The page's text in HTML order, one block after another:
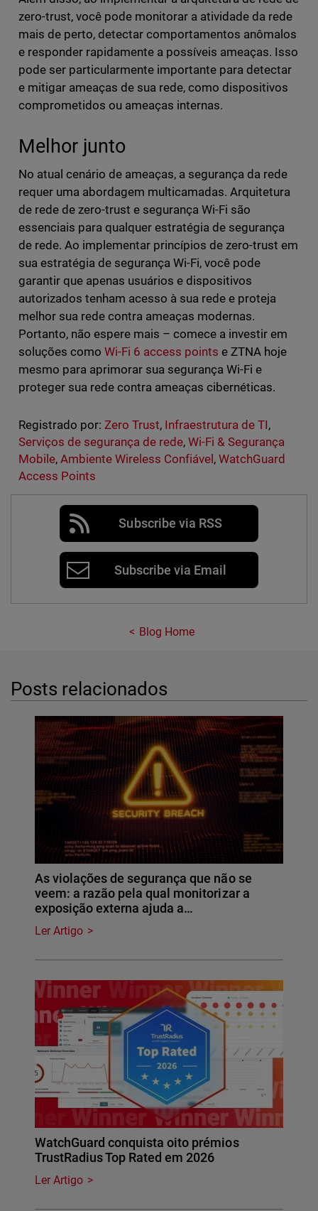
zero-trust, você pode monitorar a atividade da rede
mais de perto, detectar comportamentos anômalos
e responder rapidamente a possíveis ameaças. Isso
pode ser particularmente importante para detectar
e mitigar ameaças de sua rede, como dispositivos
comprometidos ou ameaças internas.
Melhor junto
No atual cenário de ameaças, a segurança da rede
requer uma abordagem multicamadas. Arquitetura
de rede de zero-trust e segurança Wi-Fi são
essenciais para qualquer estratégia de segurança
de rede. Ao implementar princípios de zero-trust em
sua estratégia de segurança Wi-Fi, você pode
garantir que apenas usuários e dispositivos
autorizados tenham acesso à sua rede e proteja
melhor sua rede contra ameaças modernas.
Portanto, não espere mais – comece a investir em
soluções como Wi-Fi 6 access points e ZTNA hoje
mesmo para aprimorar sua segurança Wi-Fi e
proteger sua rede contra ameaças cibernéticas.
Registrado por: Zero Trust, Infraestrutura de TI,
Serviços de segurança de rede,Wi-Fi & Segurança
Mobile, Ambiente Wireless Confiável ,WatchGuard
Access Points
Subscribe via RSS
Subscribe via Email
Blog Home
Posts relacionados
As violações de segurança que não se
veem: a razão pela qual monitorizar a
exposição externa ajuda a…
Ler Artigo
WatchGuard conquista oito prémios
TrustRadius Top Rated em 2026
Ler Artigo